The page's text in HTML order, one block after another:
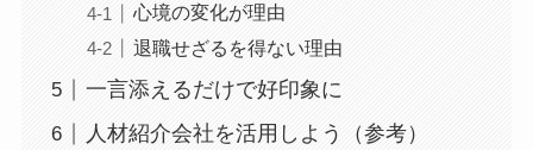
心境の変化が理由
退職せざるを得ない理由
一言添えるだけで好印象に
人材紹介会社を活用しよう（参考）